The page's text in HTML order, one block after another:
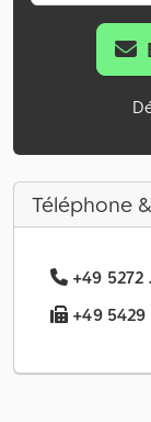
Téléphone
+49 5272
+49